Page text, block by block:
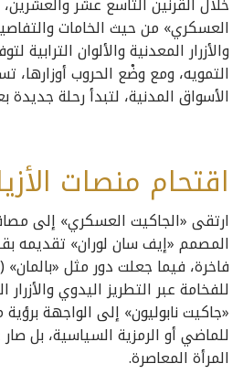
العسكري» من حيث الخامات
والأزرار المعدنية والألوان الترابية
التمويه، ومع وضْع الحروب
الأسواق المدنية، لتبدأ رحلة جديدة
اقتحام منصات
ارتقى «الجاكيت العسكري» إلى مصاف
المصمم «إيف سان لوران» تقديمه
للفخامة عبر التطريز اليدوي
«جاكيت نابوليون» إلى الواجهة
للماضي أو الرمزية السياسية، بل
المرأة المعاصرة.